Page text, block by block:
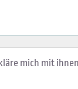
mich mit